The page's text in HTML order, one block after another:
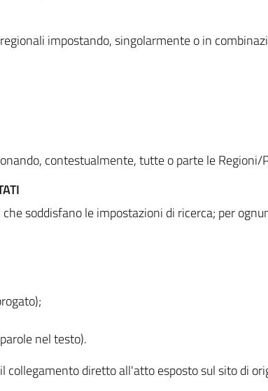
impostando, singolarmente o in
contestualmente, tutte o parte le
soddisfano le impostazioni di ricerca; per
nel testo).
collegamento diretto all'atto esposto sul sito di